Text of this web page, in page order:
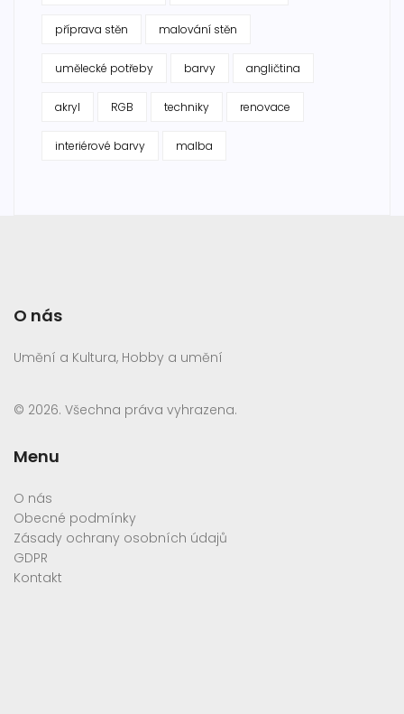
příprava stěn malování stěn
umělecké potřeby barvy angličtina
akryl RGB techniky renovace
interiérové barvy malba
O nás
Umění a Kultura, Hobby a umění
© 2026. Všechna práva vyhrazena.
Menu
O nás
Obecné podmínky
Zásady ochrany osobních údajů
GDPR
Kontakt